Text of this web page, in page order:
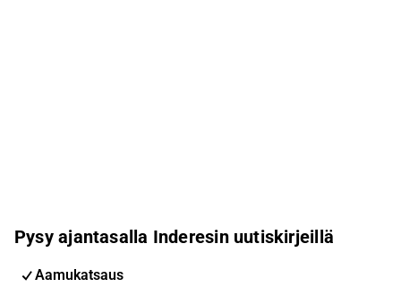
Pysy ajantasalla Inderesin uutiskirjeillä
Aamukatsaus